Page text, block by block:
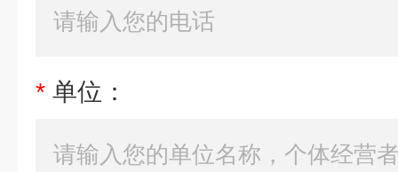
* 单位：